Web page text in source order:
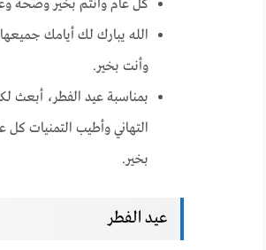
كل عام وأنتم بخير وصحة
الله يبارك لك أيامك
وأنت بخير.
بمناسبة عيد الفطر، أبعث
التهاني وأطيب التمنيات كل
بخير.
عيد الفطر